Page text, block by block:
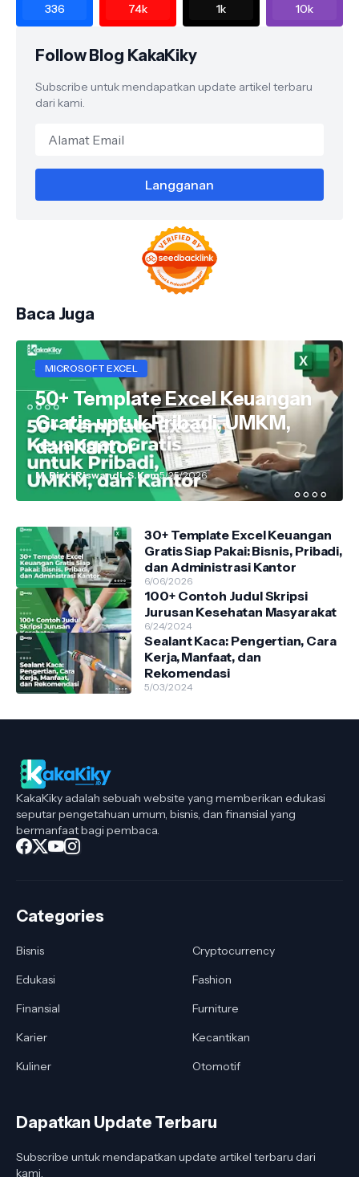
336 74k 1k 10k
Follow Blog KakaKiky
Subscribe untuk mendapatkan update artikel terbaru
dari kami.
Baca Juga
MICROSOFT EXCEL
50+ Template Excel Keuangan
Gratis untuk Pribadi, UMKM,
dan Kantor
M. Rizki Riswandi, S.Kom5/25/2026
30+ Template Excel Keuangan
Gratis Siap Pakai: Bisnis, Pribadi,
dan Administrasi Kantor
6/06/2026
100+ Contoh Judul Skripsi
Jurusan Kesehatan Masyarakat
6/24/2024
Sealant Kaca: Pengertian, Cara
Kerja, Manfaat, dan
Rekomendasi
5/03/2024
KakaKiky adalah sebuah website yang memberikan edukasi
seputar pengetahuan umum, bisnis, dan finansial yang
bermanfaat bagi pembaca.
Categories
Bisnis
Cryptocurrency
Edukasi
Fashion
Finansial
Furniture
Karier
Kecantikan
Kuliner
Otomotif
Dapatkan Update Terbaru
Subscribe untuk mendapatkan update artikel terbaru dari
kami.